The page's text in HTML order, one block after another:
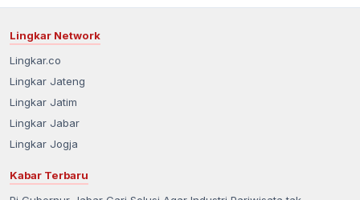
Lingkar Network
Lingkar.co
Lingkar Jateng
Lingkar Jatim
Lingkar Jabar
Lingkar Jogja
Kabar Terbaru